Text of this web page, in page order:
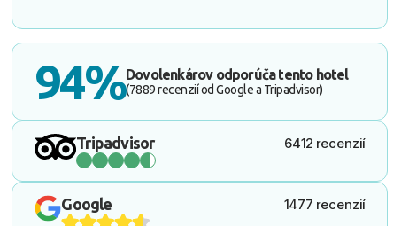
94%Dovolenkárov odporúča tento hotel
(7889 recenzií od Google a Tripadvisor)
Tripadvisor 6412 recenzií
Google 1477 recenzií